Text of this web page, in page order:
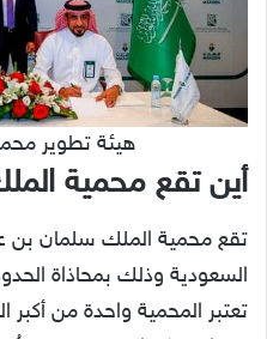
هيئة تطوير
أين تقع محمية
تقع محمية الملك سلمان بن
السعودية وذلك بمحاذاة
تعتبر المحمية واحدة من أكبر